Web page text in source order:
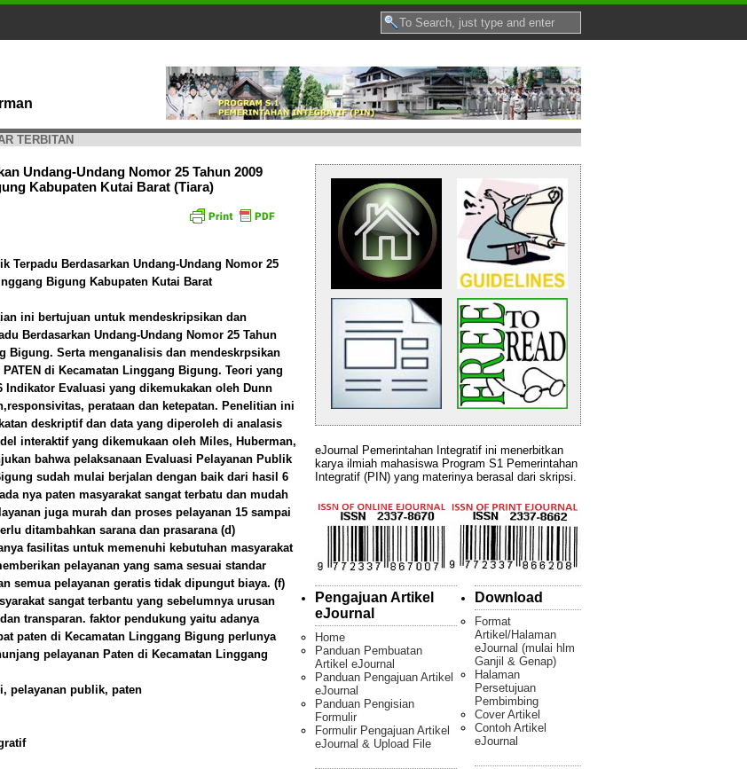
TERBITAN
Undang-Undang Nomor 25 Tahun 2009
Kabupaten Kutai Barat (Tiara)
Terpadu Berdasarkan Undang-Undang Nomor 25
Bigung Kabupaten Kutai Barat
ini bertujuan untuk mendeskripsikan dan
Berdasarkan Undang-Undang Nomor 25 Tahun
Bigung. Serta menganalisis dan mendeskrpsikan
di Kecamatan Linggang Bigung. Teori yang
Evaluasi yang dikemukakan oleh Dunn
perataan dan ketepatan. Penelitian ini
deskriptif dan data yang diperoleh di analasis
interaktif yang dikemukaan oleh Miles, Huberman,
bahwa pelaksanaan Evaluasi Pelayanan Publik
sudah mulai berjalan dengan baik dari hasil 6
nya paten masyarakat sangat terbatu dan mudah
juga murah dan proses pelayanan 15 sampai
ditambahkan sarana dan prasarana (d)
fasilitas untuk memenuhi kebutuhan masyarakat
pelayanan yang sama sesuai standar
semua pelayanan geratis tidak dipungut biaya. (f)
sangat terbantu yang sebelumnya urusan
transparan. faktor pendukung yaitu adanya
paten di Kecamatan Linggang Bigung perlunya
pelayanan Paten di Kecamatan Linggang
pelayanan publik, paten
eJournal Pemerintahan Integratif ini menerbitkan
karya ilmiah mahasiswa Program S1 Pemerintahan
Integratif (PIN) yang materinya berasal dari skripsi.
Pengajuan Artikel
eJournal
Home
Panduan Pembuatan
Artikel eJournal
Panduan Pengajuan Artikel
eJournal
Panduan Pengisian
Formulir
Formulir Pengajuan Artikel
eJournal & Upload File
Download
Format
Artikel/Halaman
eJournal (mulai hlm
Ganjil & Genap)
Halaman
Persetujuan
Pembimbing
Cover Artikel
Contoh Artikel
eJournal